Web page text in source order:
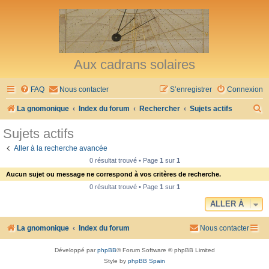
Aux cadrans solaires
FAQ Nous contacter Connexion
S’enregistrer
La gnomonique Index du forum Rechercher Sujets actifs
h
Sujets actifs
Aller à la recherche avancée
0 résultat trouvé • Page 1sur 1
Aucun sujet ou message ne correspond à vos critères de recherche.
0 résultat trouvé • Page 1sur 1
ALLER À
La gnomonique Index du forum Nous contacter
Développé parphpBB® Forum Software © phpBB Limited
Style by phpBB Spain